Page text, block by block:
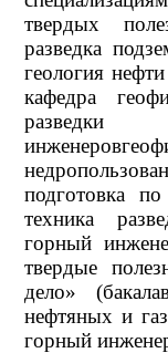
твердых
разведка
геология
кафедра
подготовка
техника
горный
твердые
дело»
нефтяных и
горный